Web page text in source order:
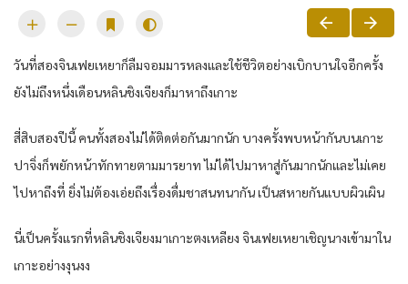
วัน​ที่สอง​จิน​เฟย​เหยา​ก็​ลืม​จอม​มาร​หลง​และ​ใช้ชีวิต​อย่าง​เบิกบานใจ​อีกครั้ง​
ยัง​ไม่ถึงหนึ่ง​เดือน​หลิน​ชิงเจียง​ก็​มาหา​ถึงเกาะ​
สี่สิบสอง​ปีนี้​ คน​ทั้งสอง​ไม่ได้​ติดต่อกัน​มาก​นัก​ บางครั้ง​พบ​หน้า​กัน​บน​เกาะ​
ปาจิ่งก็​พยักหน้า​ทักทาย​ตามมารยาท​ ไม่ได้​ไปมาหาสู่​กัน​มาก​นัก​และ​ไม่เคย​
ไปหา​ถึงที่​ ยิ่ง​ไม่ต้อง​เอ่ยถึง​เรื่อง​ดื่ม​ชาสนทนา​กัน​ เป็น​สหาย​กัน​แบบ​ผิวเผิน​
นี่​เป็นครั้งแรก​ที่​หลิน​ชิงเจียง​มาเกาะ​ตง​เหลียง​ จิน​เฟย​เหยา​เชิญนาง​เข้ามา​ใน​
เกาะ​อย่าง​งุนงง​